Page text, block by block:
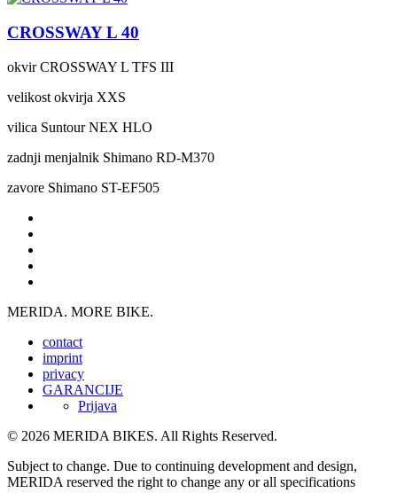
CROSSWAY L 40
okvir CROSSWAY L TFS III
velikost okvirja XXS
vilica Suntour NEX HLO
zadnji menjalnik Shimano RD-M370
zavore Shimano ST-EF505
MERIDA. MORE BIKE.
contact
imprint
privacy
GARANCIJE
Prijava
© 2026 MERIDA BIKES. All Rights Reserved.
Subject to change. Due to continuing development and design,
MERIDA reserved the right to change any or all specifications